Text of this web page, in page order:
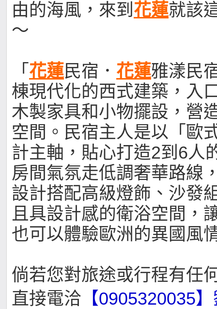
由的海風，來到花蓮就該
～
「 花蓮民宿． 花蓮雅漾民
棟現代化的西式建築，入
木製家具和小物擺設，營
空間。民宿主人是以「歐
計主軸，貼心打造2到6人
房間氣氛走低調奢華路線
設計搭配高級燈飾、沙發
且具設計感的衛浴空間，
也可以體驗歐洲的異國風
倘若您對旅途或行程有任
直接電洽 【0905320035